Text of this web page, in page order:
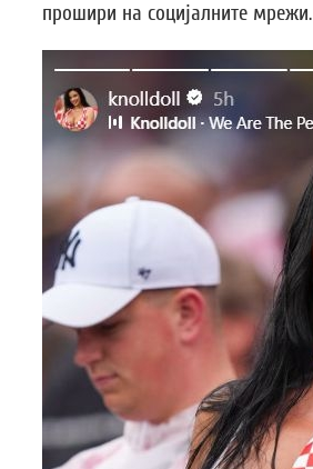
прошири на социјалните мрежи.